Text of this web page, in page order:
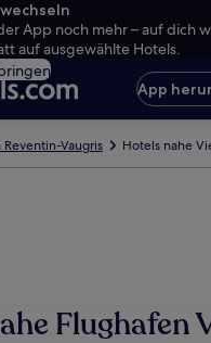
App noch mehr – auf dich
auf ausgewählte Hotels.
App
Reventin-Vaugris Hotels nahe
Flughafen